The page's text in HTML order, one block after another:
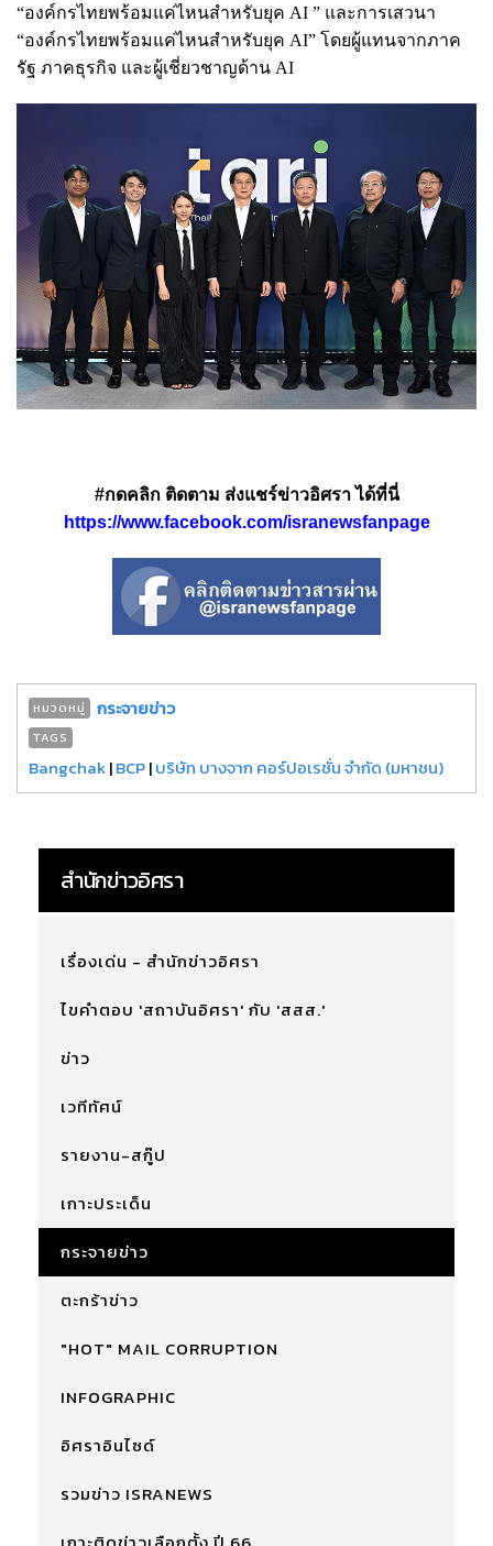
“องค์กรไทยพร้อมแค่ไหนสำหรับยุค AI ” และการเสวนา
“องค์กรไทยพร้อมแค่ไหนสำหรับยุค AI” โดยผู้แทนจากภาค
รัฐ ภาคธุรกิจ และผู้เชี่ยวชาญด้าน AI
#กดคลิก ติดตาม ส่งแชร์ข่าวอิศรา ได้ที่นี่
https://www.facebook.com/isranewsfanpage
หมวดหมู่ กระจายข่าว
TAGS
Bangchak|BCP|บริษัท บางจาก คอร์ปอเรชั่น จำกัด (มหาชน)
สำนักข่าวอิศรา
เรื่องเด่น - สำนักข่าวอิศรา
ไขคำตอบ 'สถาบันอิศรา' กับ 'สสส.'
ข่าว
เวทีทัศน์
รายงาน-สกู๊ป
เกาะประเด็น
กระจายข่าว
ตะกร้าข่าว
"HOT" MAIL CORRUPTION
INFOGRAPHIC
อิศราอินไซด์
รวมข่าว ISRANEWS